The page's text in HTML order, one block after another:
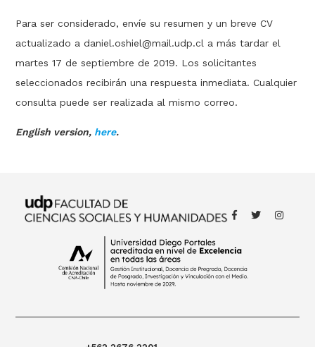
Para ser considerado, envíe su resumen y un breve CV
actualizado adaniel.oshiel@mail.udp.cl a más tardar el
martes 17 de septiembre de 2019. Los solicitantes
seleccionados recibirán una respuesta inmediata. Cualquier
consulta puede ser realizada al mismo correo.
English version, here.